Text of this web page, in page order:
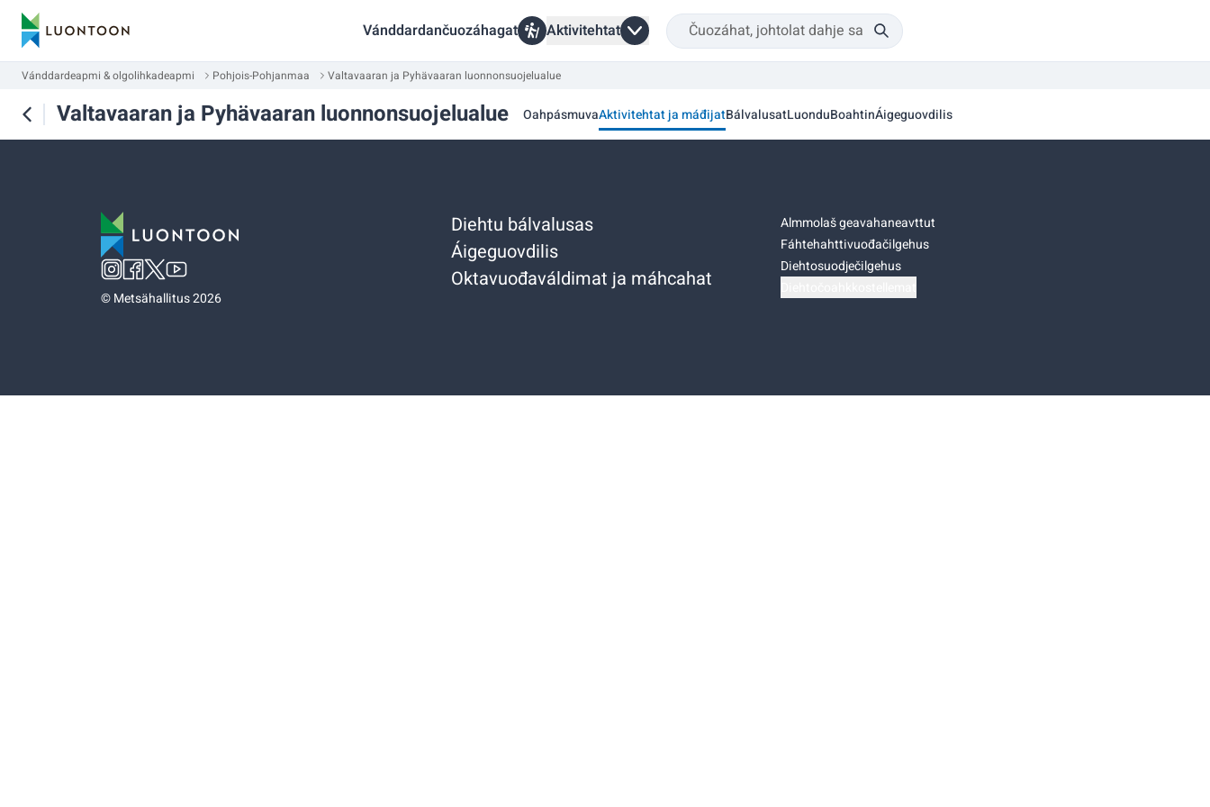
Vánddardančuozáhagat Aktivitehtat
Vánddardeapmi & olgolihkadeapmi Pohjois-Pohjanmaa Valtavaaran ja Pyhävaaran luonnonsuojelualue
Valtavaaran ja Pyhävaaran luonnonsuojelualue OahpásmuvaAktivitehtat ja máđijatBálvalusatLuonduBoahtinÁigeguovdilis
©Metsähallitus 2026
Diehtu bálvalusas
Áigeguovdilis
Oktavuođaváldimat ja máhcahat
Almmolaš geavahaneavttut
Fáhtehahttivuođačilgehus
Diehtosuodječilgehus